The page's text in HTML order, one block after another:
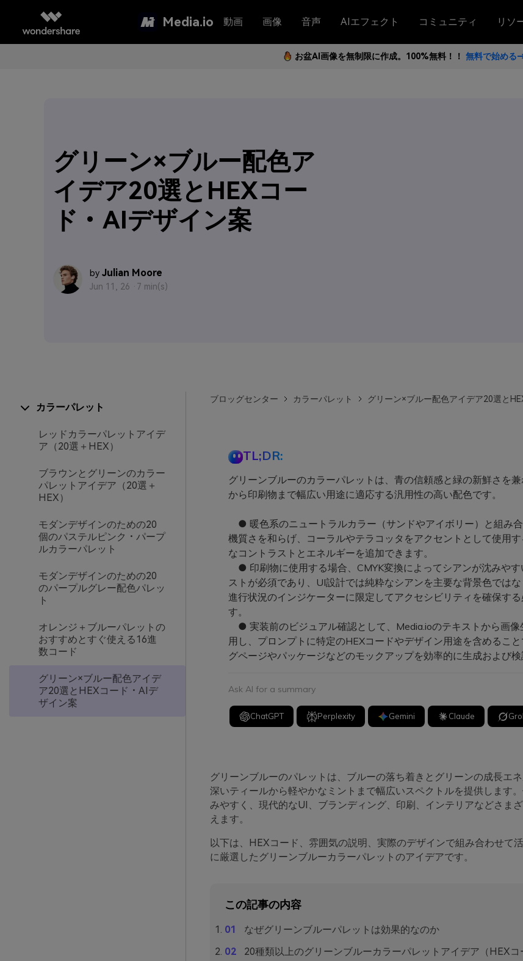
Media.io 動画 画像 音声 AIエフェクト コミュニティ リソ
お盆AI画像を無制限に作成。100%無料！！ 無料で始める
グリーン×ブルー配色ア
イデア20選とHEXコー
ド・AIデザイン案
by Julian Moore
Jun 11, 26 · 7 min(s)
カラーパレット
レッドカラーパレットアイデ
ア（20選＋HEX）
ブラウンとグリーンのカラー
パレットアイデア（20選＋
HEX）
モダンデザインのための20
個のパステルピンク・パープ
ルカラーパレット
モダンデザインのための20
のパープルグレー配色パレッ
ト
オレンジ＋ブルーパレットの
おすすめとすぐ使える16進
数コード
グリーン×ブルー配色アイデ
ア20選とHEXコード・AIデ
ザイン案
ブロッグセンター カラーパレット グリーン×ブルー配色アイデア20選と
TL;DR:
グリーンブルーのカラーパレットは、青の信頼感と緑の新鮮さを
から印刷物まで幅広い用途に適応する汎用性の高い配色です。
● 暖色系のニュートラルカラー（サンドやアイボリー）と組み
機質さを和らげ、コーラルやテラコッタをアクセントとして使用
なコントラストとエネルギーを追加できます。
● 印刷物に使用する場合、CMYK変換によってシアンが沈みやす
ストが必須であり、UI設計では純粋なシアンを主要な背景色では
進行状況のインジケーターに限定してアクセシビリティを確保する
す。
● 実装前のビジュアル確認として、Media.ioのテキストから画像
用し、プロンプトに特定のHEXコードやデザイン用途を含めるこ
グページやパッケージなどのモックアップを効率的に生成および検
Ask AI for a summary
ChatGPT Perplexity Gemini Claude
グリーンブルーのパレットは、ブルーの落ち着きとグリーンの成長エネ
深いティールから軽やかなミントまで幅広いスペクトルを提供します
みやすく、現代的なUI、ブランディング、印刷、インテリアなどさま
えます。
以下は、HEXコード、雰囲気の説明、実際のデザインで組み合わせて
に厳選したグリーンブルーカラーパレットのアイデアです。
この記事の内容
なぜグリーンブルーパレットは効果的なのか
20種類以上のグリーンブルーカラーパレットアイデア（HEXコ